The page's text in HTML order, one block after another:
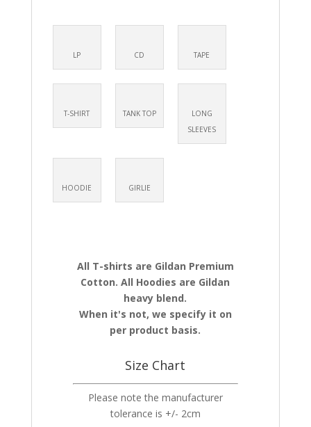
LP CD TAPE
T-SHIRT TANK TOP
LONG
SLEEVES
HOODIE GIRLIE
All T-shirts are Gildan Premium
Cotton. All Hoodies are Gildan
heavy blend.
When it's not, we specify it on
per product basis.
Size Chart
Please note the manufacturer
tolerance is +/- 2cm